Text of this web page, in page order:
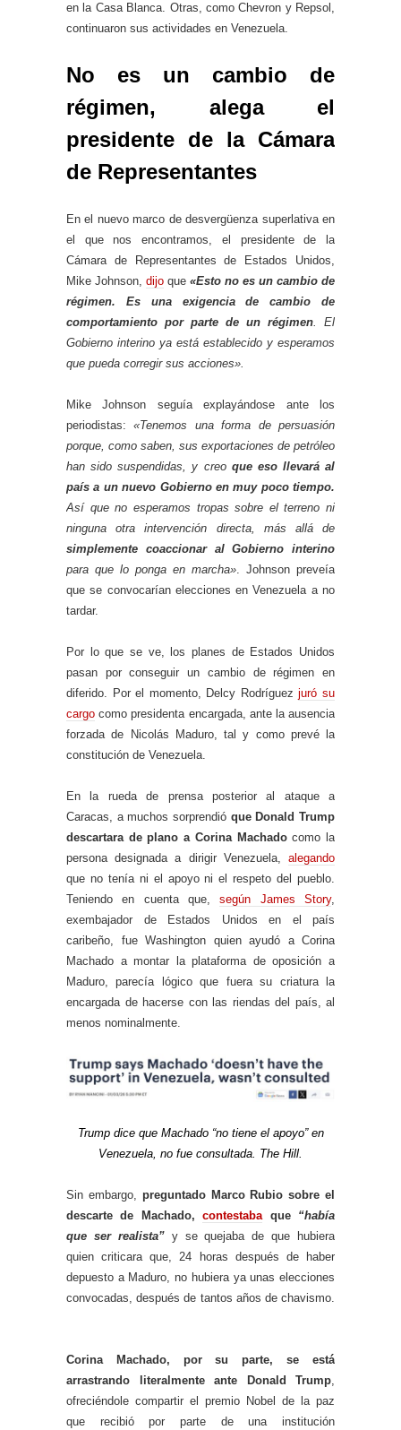
en la Casa Blanca. Otras, como Chevron y Repsol,
continuaron sus actividades en Venezuela.
No es un cambio de
régimen, alega el
presidente de la Cámara
de Representantes
En el nuevo marco de desvergüenza superlativa en
el que nos encontramos, el presidente de la
Cámara de Representantes de Estados Unidos,
Mike Johnson, dijo que «Esto no es un cambio de
régimen. Es una exigencia de cambio de
comportamiento por parte de un régimen. El
Gobierno interino ya está establecido y esperamos
que pueda corregir sus acciones».
Mike Johnson seguía explayándose ante los
periodistas:«Tenemos una forma de persuasión
porque, como saben, sus exportaciones de petróleo
han sido suspendidas, y creo que eso llevará al
país a un nuevo Gobierno en muy poco tiempo.
Así que no esperamos tropas sobre el terreno ni
ninguna otra intervención directa, más allá de
simplemente coaccionar al Gobierno interino
para que lo ponga en marcha». Johnson preveía
que se convocarían elecciones en Venezuela a no
tardar.
Por lo que se ve, los planes de Estados Unidos
pasan por conseguir un cambio de régimen en
diferido. Por el momento, Delcy Rodríguezjuró su
cargo como presidenta encargada, ante la ausencia
forzada de Nicolás Maduro, tal y como prevé la
constitución de Venezuela.
En la rueda de prensa posterior al ataque a
Caracas, a muchos sorprendió que Donald Trump
descartara de plano a Corina Machadocomo la
persona designada a dirigir Venezuela, alegando
que no tenía ni el apoyo ni el respeto del pueblo.
Teniendo en cuenta que,según James Story,
exembajador de Estados Unidos en el país
caribeño, fue Washington quien ayudó a Corina
Machado a montar la plataforma de oposición a
Maduro, parecía lógico que fuera su criatura la
encargada de hacerse con las riendas del país, al
menos nominalmente.
Trump dice que Machado “no tiene el apoyo” en
Venezuela, no fue consultada. The Hill.
Sin embargo, preguntado Marco Rubio sobre el
descarte de Machado,contestabaque “había
que ser realista”y se quejaba de que hubiera
quien criticara que, 24 horas después de haber
depuesto a Maduro, no hubiera ya unas elecciones
convocadas, después de tantos años de chavismo.
Corina Machado, por su parte, se está
arrastrando literalmente ante Donald Trump,
ofreciéndole compartir el premio Nobel de la paz
que recibió por parte de una institución